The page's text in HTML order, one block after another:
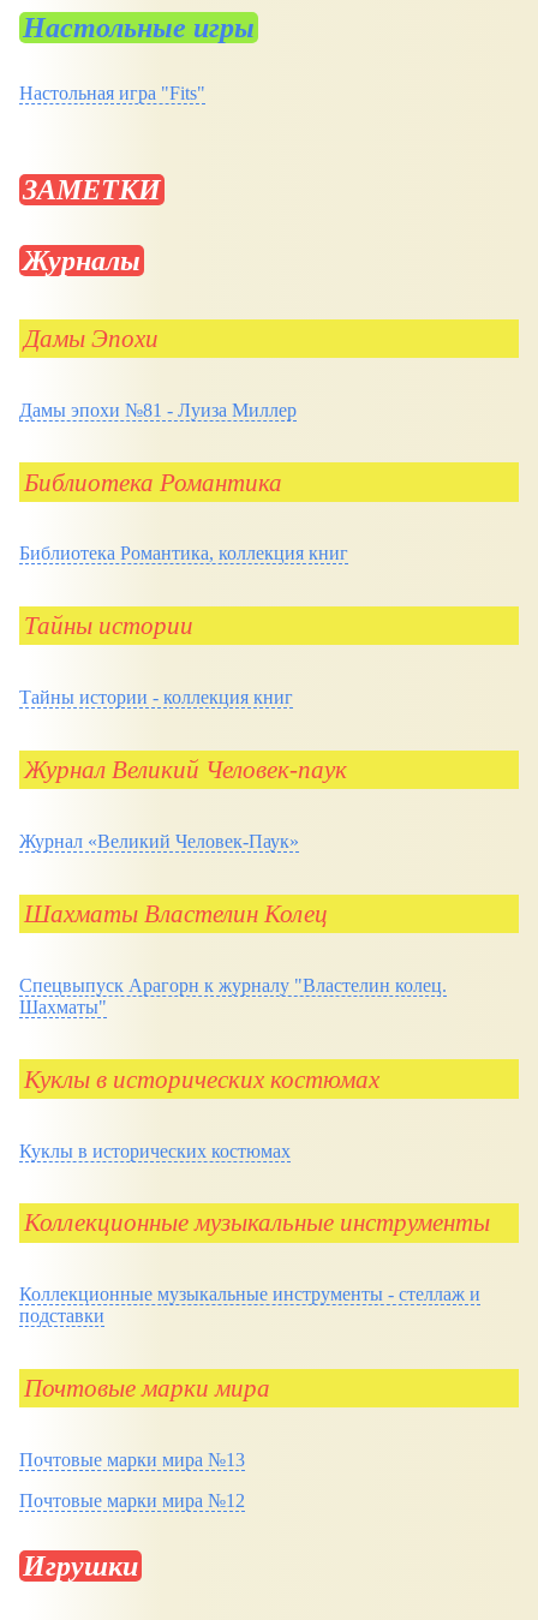
Настольные игры
Настольная игра "Fits"
ЗАМЕТКИ
Журналы
Дамы Эпохи
Дамы эпохи №81 - Луиза Миллер
Библиотека Романтика
Библиотека Романтика, коллекция книг
Тайны истории
Тайны истории - коллекция книг
Журнал Великий Человек-паук
Журнал Великий Человек-Паук
Шахматы Властелин Колец
Спецвыпуск Арагорн к журналу "Властелин колец.
Шахматы"
Куклы в исторических костюмах
Куклы в исторических костюмах
Коллекционные музыкальные инструменты
Коллекционные музыкальные инструменты - стеллаж и
подставки
Почтовые марки мира
Почтовые марки мира №13
Почтовые марки мира №12
Игрушки